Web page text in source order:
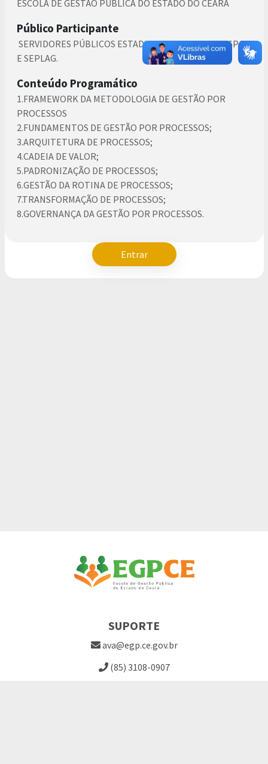
ESCOLA DE GESTÃO PÚBLICA DO ESTADO DO CEARÁ
Público Participante
SERVIDORES PÚBLICOS ESTADUAIS DA FUNTELC, EGPCE
E SEPLAG.
Conteúdo Programático
1.FRAMEWORK DA METODOLOGIA DE GESTÃO POR
PROCESSOS
2.FUNDAMENTOS DE GESTÃO POR PROCESSOS;
3.ARQUITETURA DE PROCESSOS;
4.CADEIA DE VALOR;
5.PADRONIZAÇÃO DE PROCESSOS;
6.GESTÃO DA ROTINA DE PROCESSOS;
7.TRANSFORMAÇÃO DE PROCESSOS;
8.GOVERNANÇA DA GESTÃO POR PROCESSOS.
Entrar
SUPORTE
ava@egp.ce.gov.br
(85) 3108-0907